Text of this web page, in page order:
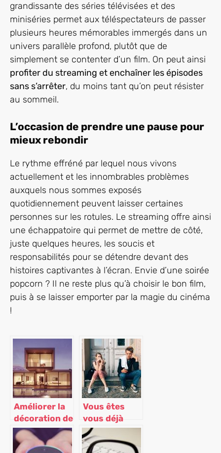
grandissante des séries télévisées et des
miniséries permet aux téléspectateurs de passer
plusieurs heures mémorables immergés dans un
univers parallèle profond, plutôt que de
simplement se contenter d’un film. On peut ainsi
profiter du streaming et enchaîner les épisodes
sans s’arrêter, du moins tant qu’on peut résister
au sommeil.
L’occasion de prendre une pause pour
mieux rebondir
Le rythme effréné par lequel nous vivons
actuellement et les innombrables problèmes
auxquels nous sommes exposés
quotidiennement peuvent laisser certaines
personnes sur les rotules. Le streaming offre ainsi
une échappatoire qui permet de mettre de côté,
juste quelques heures, les soucis et
responsabilités pour se détendre devant des
histoires captivantes à l’écran. Envie d’une soirée
popcorn ? Il ne reste plus qu’à choisir le bon film,
puis à se laisser emporter par la magie du cinéma
!
Améliorer la
décoration de
votre
intérieur
Vous êtes
vous déjà
retrouvé
bloqué en